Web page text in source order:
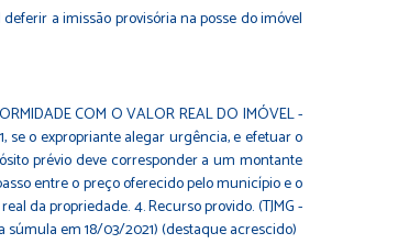
a imissão provisória na posse do imóvel
COM O VALOR REAL DO IMÓVEL -
se o expropriante alegar urgência, e efetuar o
prévio deve corresponder a um montante
entre o preço oferecido pelo município e o
da propriedade. 4. Recurso provido. (TJMG -
súmula em 18/03/2021) (destaque acrescido)